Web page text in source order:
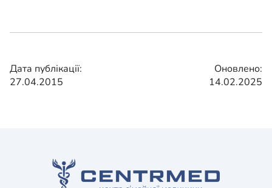
Дата публікації:
27.04.2015
Оновлено:
14.02.2025